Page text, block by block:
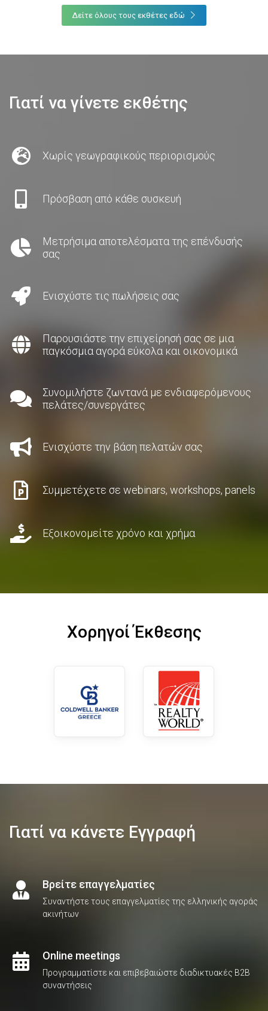
Δείτε όλους τους εκθέτες εδώ
Γιατί να γίνετε εκθέτης
Χωρίς γεωγραφικούς περιορισμούς
Πρόσβαση από κάθε συσκευή
Μετρήσιμα αποτελέσματα της επένδυσής
σας
Ενισχύστε τις πωλήσεις σας
Παρουσιάστε την επιχείρησή σας σε μια
παγκόσμια αγορά εύκολα και οικονομικά
Συνομιλήστε ζωντανά με ενδιαφερόμενους
πελάτες/συνεργάτες
Ενισχύστε την βάση πελατών σας
Συμμετέχετε σε webinars, workshops, panels
Εξοικονομείτε χρόνο και χρήμα
Χορηγοί Έκθεσης
Γιατί να κάνετε Εγγραφή
Βρείτε επαγγελματίες
Συναντήστε τους επαγγελματίες της ελληνικής αγοράς
ακινήτων
Online meetings
Προγραμματίστε και επιβεβαιώστε διαδικτυακές B2B
συναντήσεις